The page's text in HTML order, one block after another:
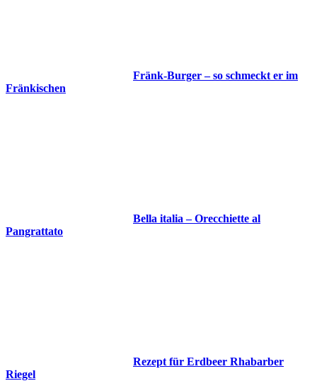
Fränk-Burger – so schmeckt er im
Fränkischen
Bella italia – Orecchiette al
Pangrattato
Rezept für Erdbeer Rhabarber
Riegel